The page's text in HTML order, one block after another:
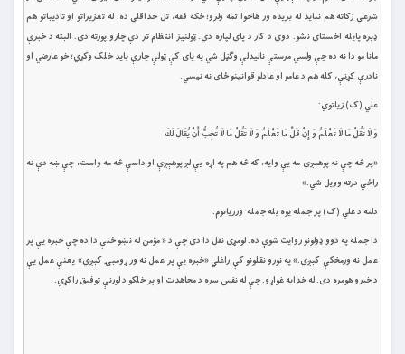
شرعي زکاته هم نبايد له بريده ور هاخوا تمه ولرو؛ ځکه فقه، تل حداقلي ده. له تعزيراتو او تاديباتو هم
ډېره پايله اخستای نشو. دوی د کار د پای لپاره دي. ټولنيز انتظام تر دې چارو پورته دی. البته د خبرې
مانا مو دا نه ده چې ولسي مرستې ناليدلې وګڼل شي په پای کې ټولې چارې بايد خلک وکړي؛ خو عارضي او
نادرې کړنې، کله هم د عامو او عادلو قوانينو ځای نه نيسي.
علي (ک) زیاتوي:
وَ لَا تَقُلْ مَا لَا تَعْلَمُ وَ إِنْ قَلَّ مَا تَعْلَمُ وَ لَا تَقُلْ مَا لَا تُحِبُّ أَنْ يُقَالَ لَكَ
«پر څه چې نه پوهېږې مه يې وايه، که څه هم په اړه يې لږ پوهېږې او داسې څه مه واست، چې ښه دې نه
راځي درته وويل شي.»
دلته د علي (ک) پر جمله یوه بله جمله ورزياتوم:
دا جمله په دوو ډولونو روايت شوې ده. لومړی نقل دا دی چې د « مؤمن له نښو ځنې دا ده چې خبره يې پر
عمل نه ورمخکې کېږي.» په نورو نقلونو کې راغلي «خبره يې پر عمل نه ور ړومبۍ کېږي» يعنې عمل يې
د خبرو هومره دی. له خدايه غواړو. چې له نفس سره د مجاهدت او پر خلکو د لورنې توفيق راکړي.